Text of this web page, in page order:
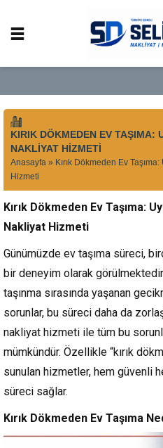
KIRIK DÖKMEDEN EV TAŞIMA:
NAKLIYAT HIZMETI
Anasayfa » Kırık Dökmeden Ev
Hizmeti
Kırık Dökmeden Ev Taşıma:
Nakliyat Hizmeti
Günümüzde ev taşıma süreci,
bir deneyim olarak
taşınma sırasında yaşanan
sorunlar, bu süreci daha da
nakliyat hizmeti ile tüm bu
mümkündür. Özellikle “kırık
sunulan hizmetler, hem güvenli
süreci sağlar.
Kırık Dökmeden Ev Taşıma